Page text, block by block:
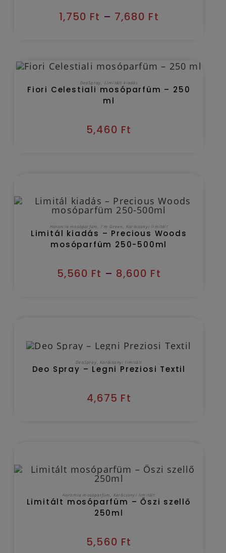
1,750 Ft – 7,680 Ft
TOVÁBB OLVASOM
DeoSpray Limitált kiadás
Fiori Celestiali mosóparfüm – 250
ml
5,460 Ft
OPCIÓK VÁLASZTÁSA
Horomia mosóparfüm I'm Green Karácsonyi limitált
Limitál kiadás – Precious Woods
mosóparfüm 250-500ml
5,560 Ft – 8,600 Ft
KOSÁRBA TESZEM
DeoSpray ,Karácsonyi limitált
Deo Spray – Legni Preziosi Textil
4,675 Ft
KOSÁRBA TESZEM
Horomia mosóparfüm Karácsonyi limitált
Limitált mosóparfüm – Őszi szellő
250ml
5,560 Ft